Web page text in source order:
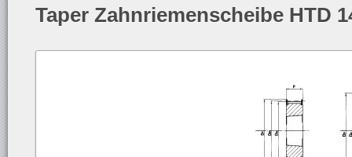
Taper Zahnriemenscheibe HTD